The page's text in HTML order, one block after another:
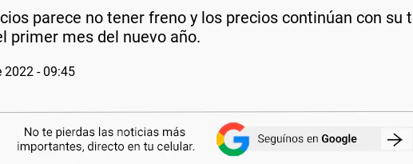
parece no tener freno y los precios continúan con
primer mes del nuevo año.
2022 - 09:45